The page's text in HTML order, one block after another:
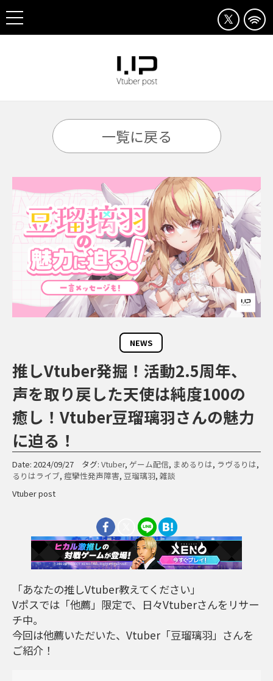
一覧に戻る
NEWS
推しVtuber発掘！活動2.5周年、
声を取り戻した天使は純度100の
癒し！Vtuber豆瑠璃羽さんの魅力
に迫る！
Date: 2024/09/27 タグ: Vtuber, ゲーム配信, まめるりは, ラヴるりは,
るりはライブ, 痙攣性発声障害, 豆瑠璃羽, 雑談
Vtuber post
「あなたの推しVtuber教えてください」
Vポスでは「他薦」限定で、日々Vtuberさんをリサー
チ中。
今回は他薦いただいた、Vtuber「豆瑠璃羽」さんを
ご紹介！